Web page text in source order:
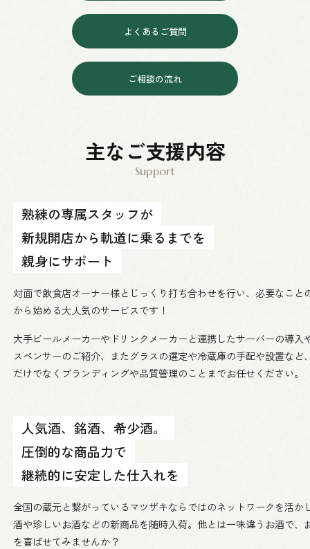
よくあるご質問
ご相談の流れ
主なご支援内容
熟練の専属スタッフが
新規開店から軌道に乗るまでを
親身にサポート
対面で飲食店オーナー様とじっくり打ち合わせを行い、必要なこと
から始める大人気のサービスです！
大手ビールメーカーやドリンクメーカーと連携したサーバーの導入
スペンサーのご紹介、またグラスの選定や冷蔵庫の手配や設置など
だけでなくブランディングや品質管理のことまでお任せください。
人気酒、銘酒、希少酒。
圧倒的な商品力で
継続的に安定した仕入れを
全国の蔵元と繋がっているマツザキならではのネットワークを活か
酒や珍しいお酒などの新商品を随時入荷。他とは一味違うお酒で、
を喜ばせてみませんか？